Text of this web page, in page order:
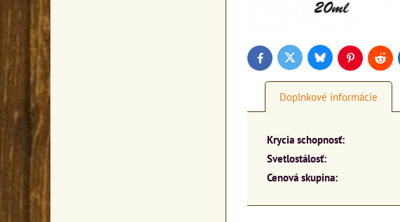
FacebookTwitter BlueskyPinterestReddit
Doplnkové informácie
Krycia schopnosť:
Svetlostálosť:
Cenová skupina: